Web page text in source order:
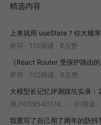
精选内容
烬羽 · 110阅读 · 8点赞
烬羽 · 102阅读 · 8点赞
用户05954017446 · 91阅读 ·